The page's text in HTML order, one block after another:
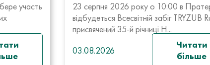
участь
23 серпня 2026 року о 10:00 в
відбудеться Всесвітній забіг TRYZUB
присвячений 35-й річниці Н...
03.08.2026
Читати
більше